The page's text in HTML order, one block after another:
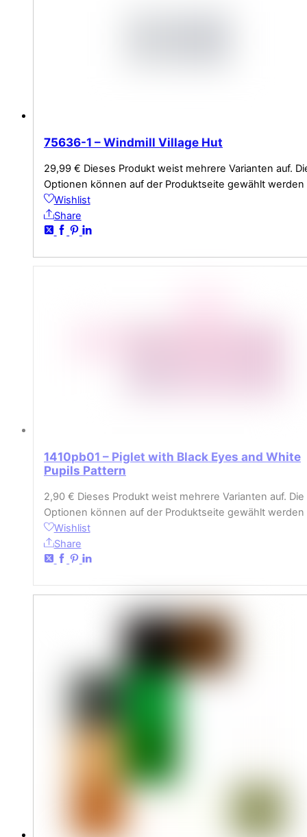
75636-1 – Windmill Village Hut
29,99 € Dieses Produkt weist mehrere Varianten auf.
Optionen können auf der Produktseite gewählt werden
Wishlist
Share
1410pb01 – Piglet with Black Eyes and White
Pupils Pattern
2,90 € Dieses Produkt weist mehrere Varianten auf. Die
Optionen können auf der Produktseite gewählt werden
Wishlist
Share